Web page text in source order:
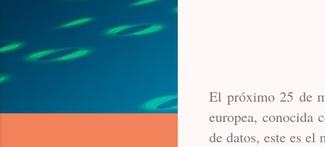
El próximo 25 de
europea, conocida
de datos, este es el